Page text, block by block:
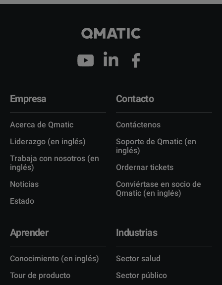
Empresa
Acerca de Qmatic
Liderazgo (en inglés)
Trabaja con nosotros (en
inglés)
Noticias
Estado
Contacto
Contáctenos
Soporte de Qmatic (en
inglés)
Ordernar tickets
Conviértase en socio de
Qmatic (en inglés)
Aprender
Conocimiento (en inglés)
Tour de producto
Industrias
Sector salud
Sector público